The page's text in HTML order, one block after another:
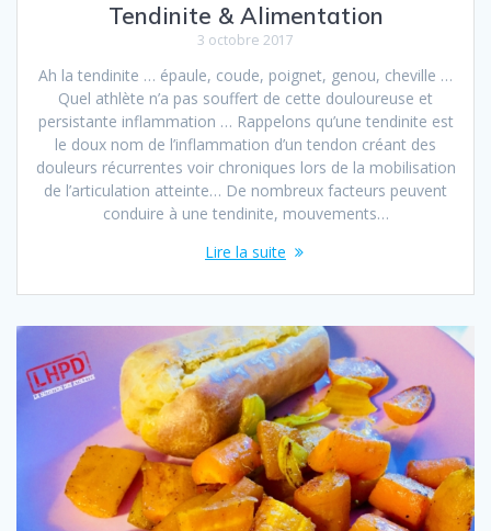
Tendinite & Alimentation
3 octobre 2017
Ah la tendinite … épaule, coude, poignet, genou, cheville …
Quel athlète n’a pas souffert de cette douloureuse et
persistante inflammation … Rappelons qu’une tendinite est
le doux nom de l’inflammation d’un tendon créant des
douleurs récurrentes voir chroniques lors de la mobilisation
de l’articulation atteinte… De nombreux facteurs peuvent
conduire à une tendinite, mouvements…
Lire la suite